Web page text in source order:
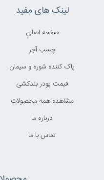
لینک های مفید
صفحه اصلي
چسب آجر
پاک کننده شوره و سیمان
قیمت پودر بندکشی
مشاهده همه محصولات
درباره ما
تماس با ما